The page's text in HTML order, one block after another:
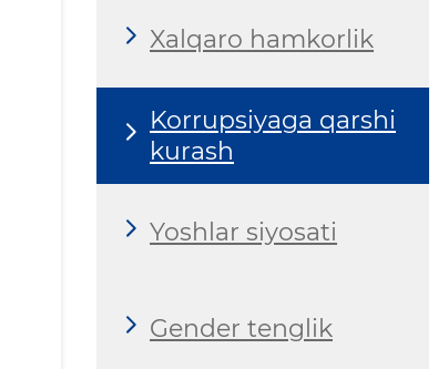
Xalqaro hamkorlik
Korrupsiyaga qarshi
kurash
Yoshlar siyosati
Gender tenglik